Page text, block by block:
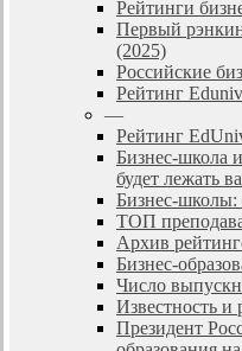
Рейтинги
Первый
(2025)
Российские
Рейтинг
—
Рейтинг
Бизнес-школа
будет лежать
Бизнес-школы:
ТОП
Архив
Бизнес-
Число
Известность и
Президент